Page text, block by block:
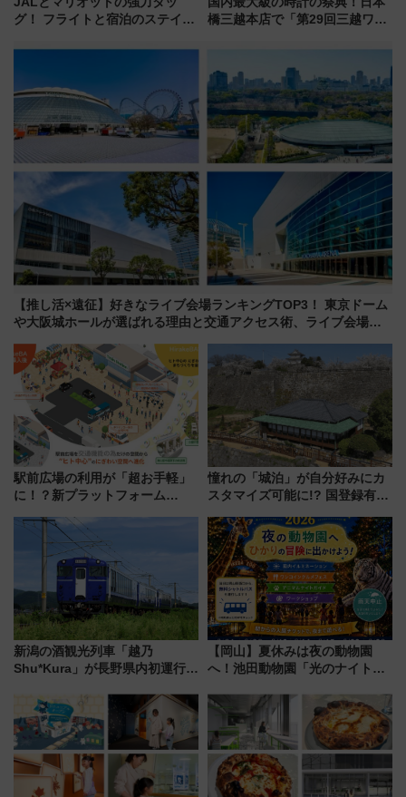
グ！ フライトと宿泊のステイタ
上級会員資格を効率よく獲得す
橋三越本店で「第29回三越ワー
【2026年8月5日～25日】
【推し活×遠征】好きなライブ会場ランキングTOP3！ 東京ドーム
や大阪城ホールが選ばれる理由と交通アクセス術、ライブ会場に
駅前広場の利用が「超お手軽」
に！？新プラットフォーム
マホで簡単申請 物販や演奏会な
どに【JR東日本】
憧れの「城泊」が自分好みにカ
スタマイズ可能に!? 国登録有形
にオーダーメイド型の宿泊プラ
ンが誕生！
新潟の酒観光列車「越乃
Shu*Kura」が長野県内初運行！
別企画
【岡山】夏休みは夜の動物園
へ！池田動物園「光のナイトズ
な夜